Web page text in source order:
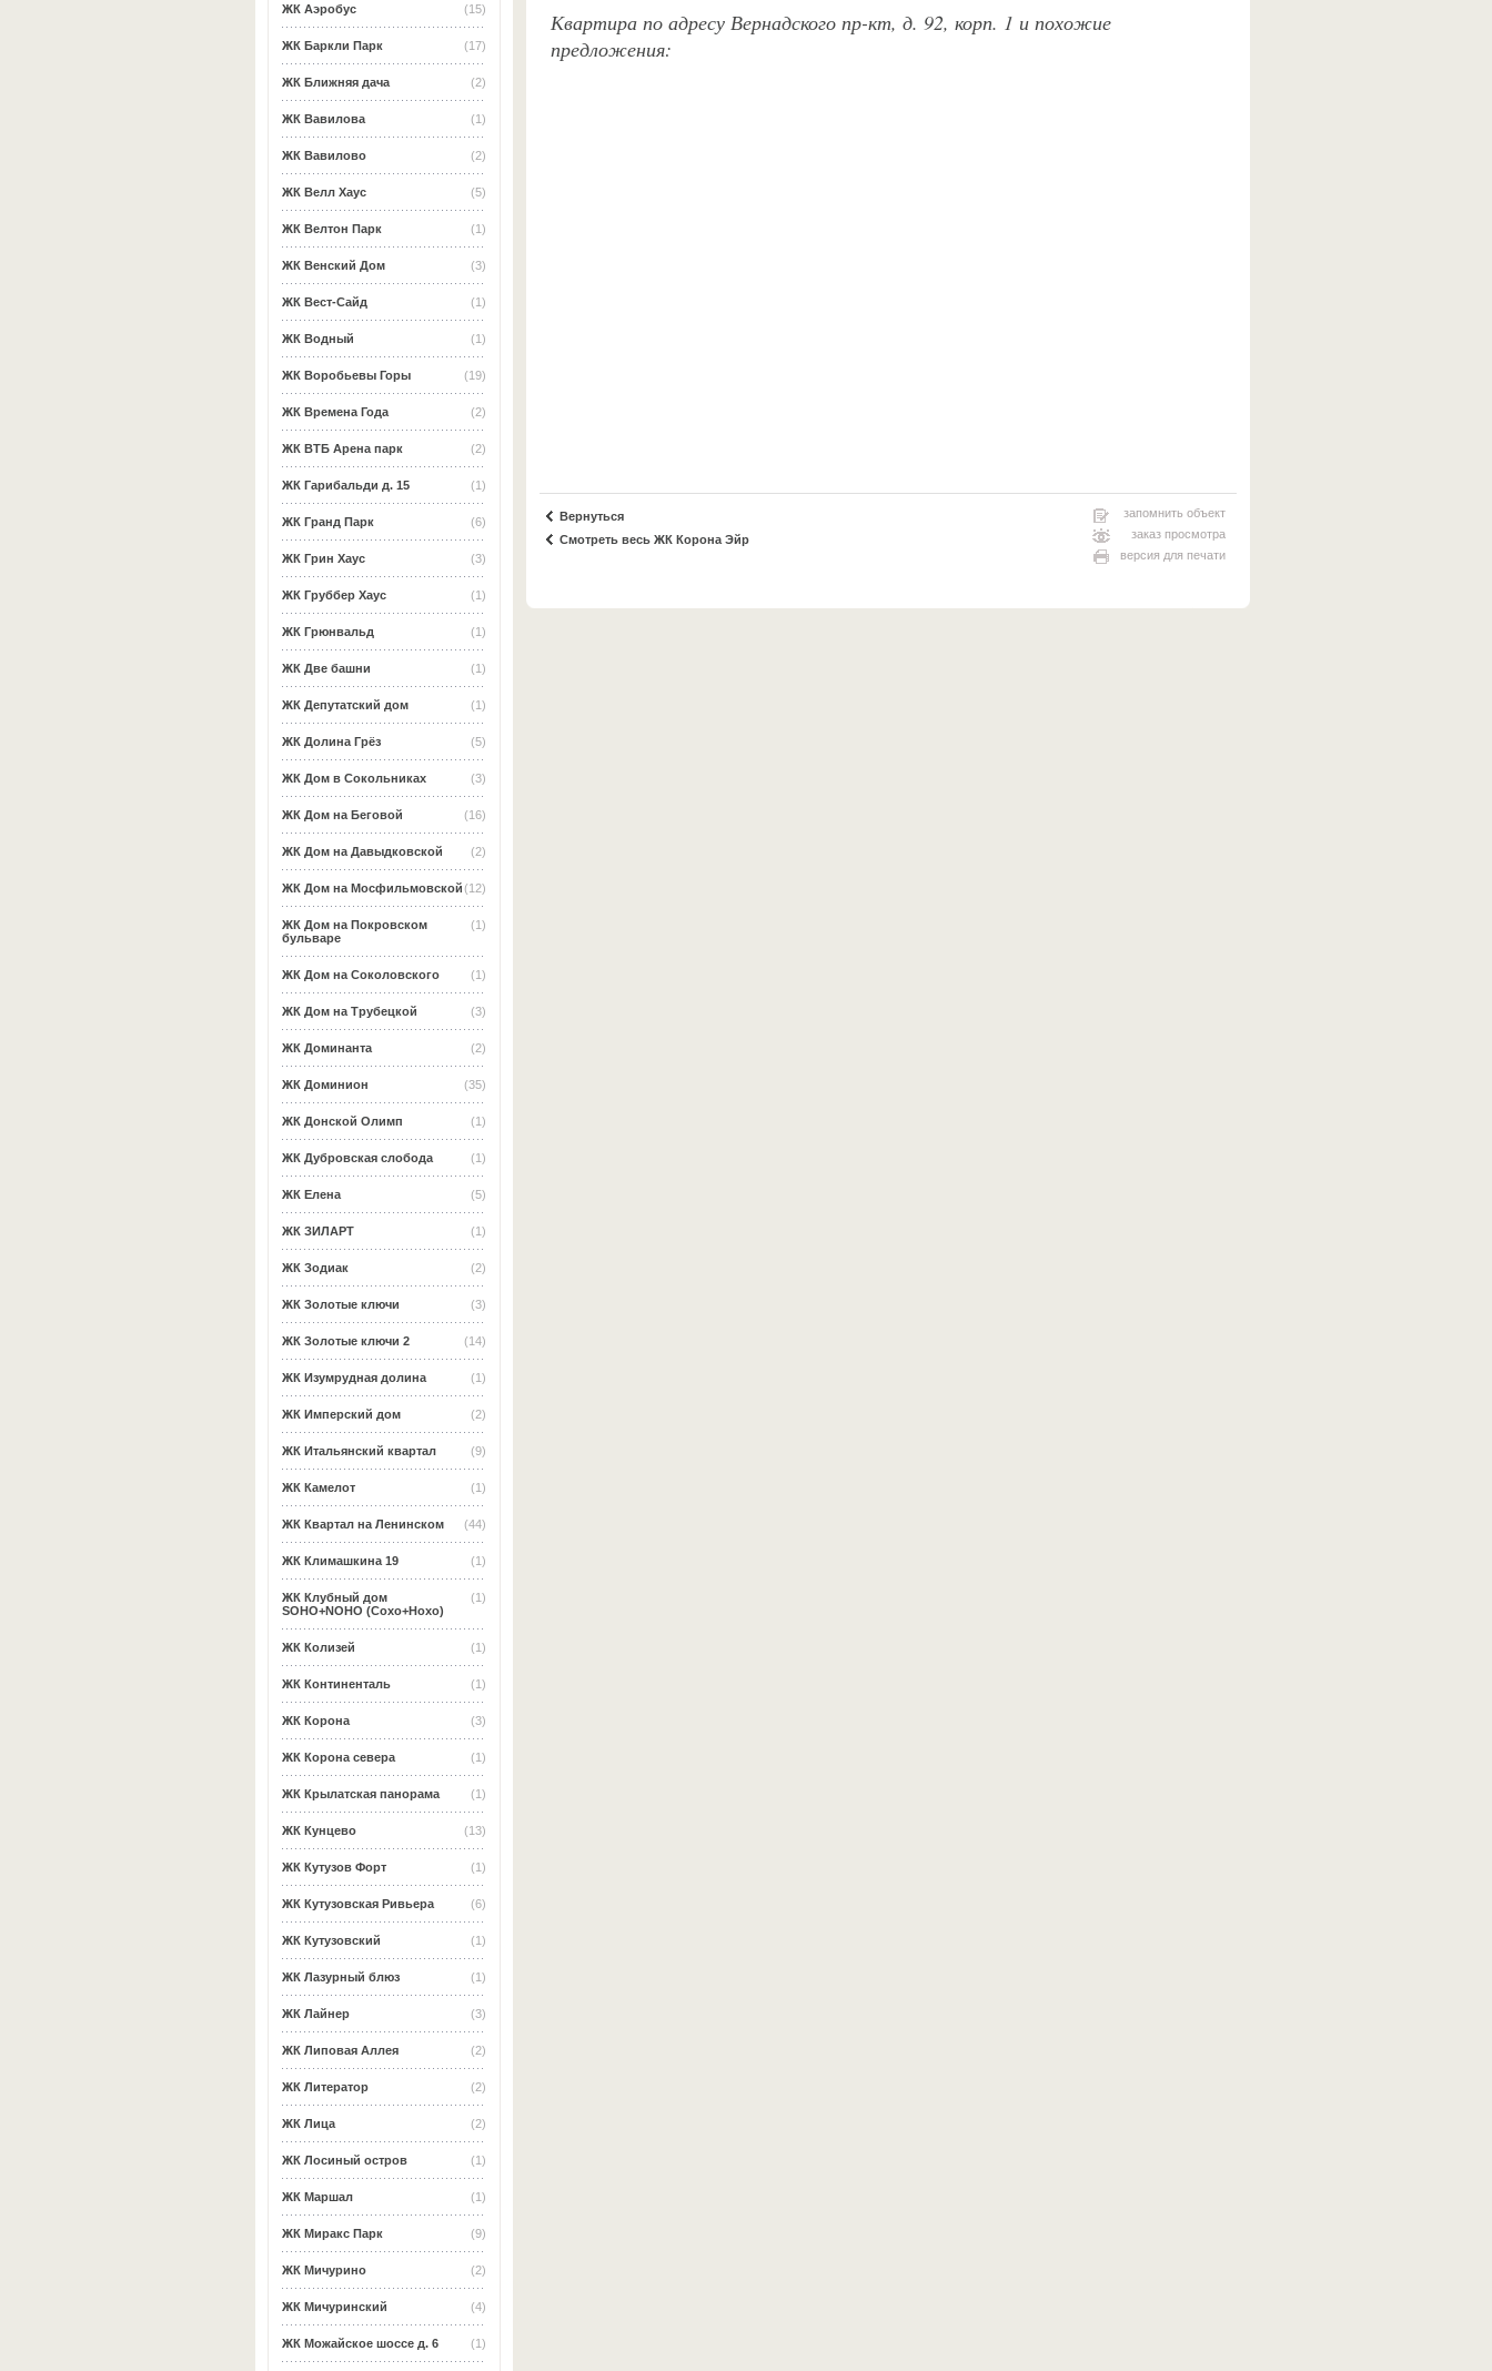
(15)
ЖК Аэробус
(17)
ЖК Баркли Парк
(2)
ЖК Ближняя дача
(1)
ЖК Вавилова
(2)
ЖК Вавилово
(5)
ЖК Велл Хаус
(1)
ЖК Велтон Парк
(3)
ЖК Венский Дом
(1)
ЖК Вест-Сайд
(1)
ЖК Водный
(19)
ЖК Воробьевы Горы
(2)
ЖК Времена Года
(2)
ЖК ВТБ Арена парк
(1)
ЖК Гарибальди д. 15
(6)
ЖК Гранд Парк
(3)
ЖК Грин Хаус
(1)
ЖК Груббер Хаус
(1)
ЖК Грюнвальд
(1)
ЖК Две башни
(1)
ЖК Депутатский дом
(5)
ЖК Долина Грёз
(3)
ЖК Дом в Сокольниках
(16)
ЖК Дом на Беговой
(2)
ЖК Дом на Давыдковской
(12)
ЖК Дом на Мосфильмовской
(1)
ЖК Дом на Покровском
бульваре
(1)
ЖК Дом на Соколовского
(3)
ЖК Дом на Трубецкой
(2)
ЖК Доминанта
(35)
ЖК Доминион
(1)
ЖК Донской Олимп
(1)
ЖК Дубровская слобода
(5)
ЖК Елена
(1)
ЖК ЗИЛАРТ
(2)
ЖК Зодиак
(3)
ЖК Золотые ключи
(14)
ЖК Золотые ключи 2
(1)
ЖК Изумрудная долина
(2)
ЖК Имперский дом
(9)
ЖК Итальянский квартал
(1)
ЖК Камелот
(44)
ЖК Квартал на Ленинском
(1)
ЖК Климашкина 19
(1)
ЖК Клубный дом
SOHO+NOHO (Сохо+Нохо)
(1)
ЖК Колизей
(1)
ЖК Континенталь
(3)
ЖК Корона
(1)
ЖК Корона севера
(1)
ЖК Крылатская панорама
(13)
ЖК Кунцево
(1)
ЖК Кутузов Форт
(6)
ЖК Кутузовская Ривьера
(1)
ЖК Кутузовский
(1)
ЖК Лазурный блюз
(3)
ЖК Лайнер
(2)
ЖК Липовая Аллея
(2)
ЖК Литератор
(2)
ЖК Лица
(1)
ЖК Лосиный остров
(1)
ЖК Маршал
(9)
ЖК Миракс Парк
(2)
ЖК Мичурино
(4)
ЖК Мичуринский
(1)
ЖК Можайское шоссе д. 6
Квартира по адресу Вернадского пр-кт, д. 92, корп. 1 и похожие
предложения:
Вернуться
Смотреть весь ЖК Корона Эйр
запомнить объект
заказ просмотра
версия для печати